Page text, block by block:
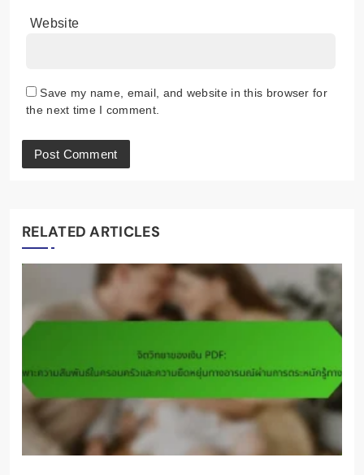
Website
Save my name, email, and website in this browser for
the next time I comment.
RELATED ARTICLES